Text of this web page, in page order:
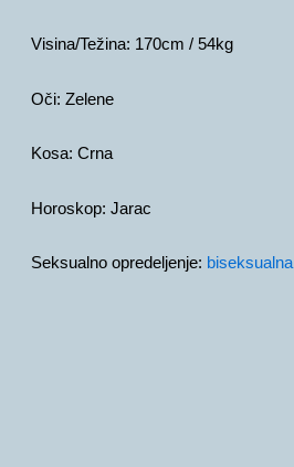
Visina/Težina: 170cm / 54kg
Oči: Zelene
Kosa: Crna
Horoskop: Jarac
Seksualno opredeljenje: biseksualna